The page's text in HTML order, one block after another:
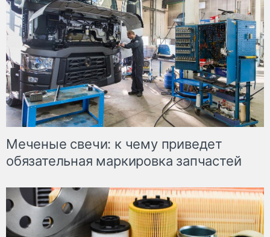
Меченые свечи: к чему приведет
обязательная маркировка запчастей